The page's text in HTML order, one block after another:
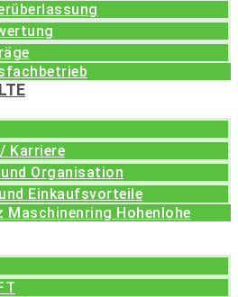
Karriere
Organisation
Einkaufsvorteile
Maschinenring Hohenlohe